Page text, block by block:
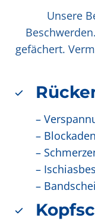
Unsere
gefächert.
–
–
–
–
–